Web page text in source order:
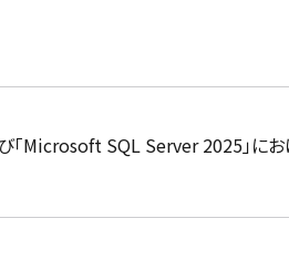
「Microsoft SQL Server 2025」に